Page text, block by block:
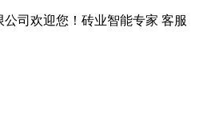
司欢迎您！砖业智能专家 客服